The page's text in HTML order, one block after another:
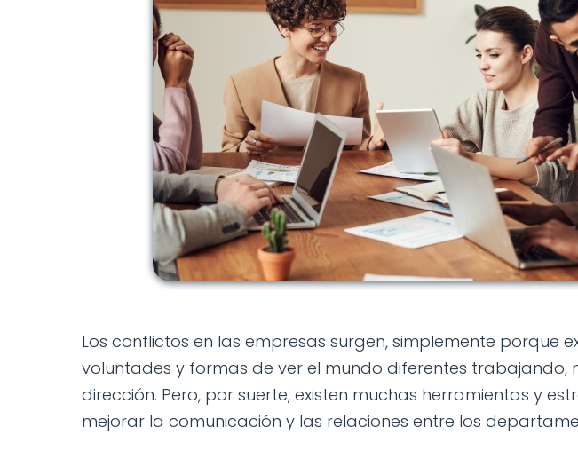
Los conflictos en las empresas surgen, simplemente porque
voluntades y formas de ver el mundo diferentes trabajando,
dirección. Pero, por suerte, existen muchas herramientas y
mejorar la comunicación y las relaciones entre los